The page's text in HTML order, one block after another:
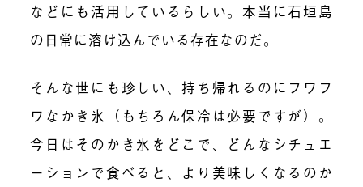
などにも活用しているらしい。本当に石垣島
の日常に溶け込んでいる存在なのだ。
そんな世にも珍しい、持ち帰れるのにフワフ
ワなかき氷（もちろん保冷は必要ですが）。
今日はそのかき氷をどこで、どんなシチュエ
ーションで食べると、より美味しくなるのか